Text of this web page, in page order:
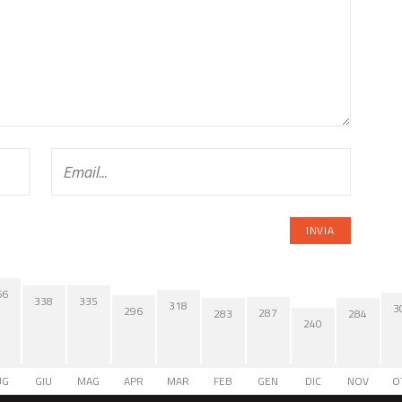
338
GIU
335
MAG
296
APR
318
MAR
283
FEB
287
GEN
240
DIC
284
NOV